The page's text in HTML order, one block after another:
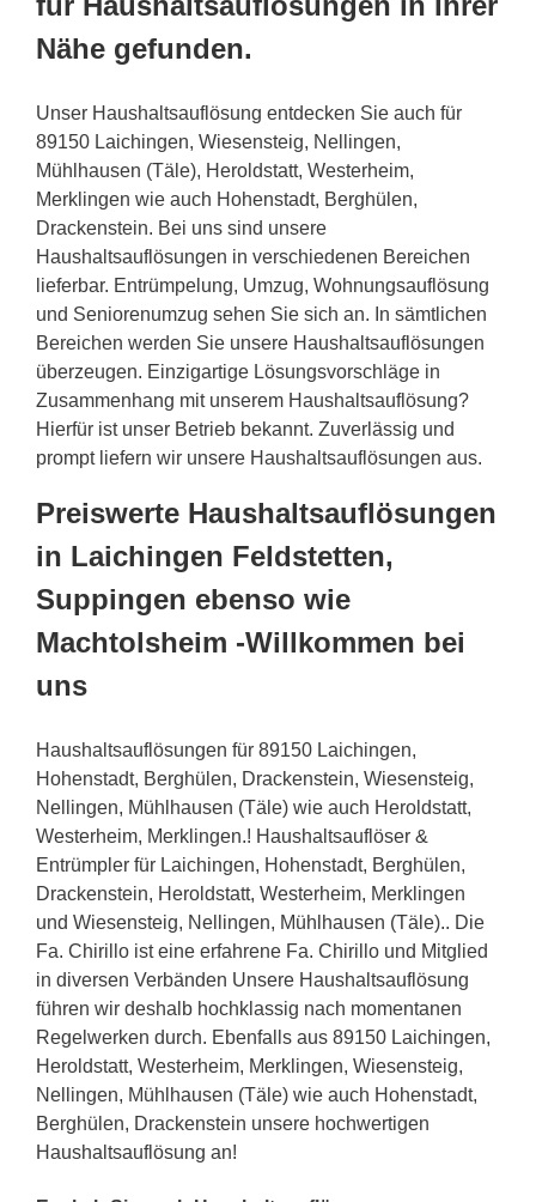
Nähe gefunden.
Unser Haushaltsauflösung entdecken Sie auch für
89150 Laichingen, Wiesensteig, Nellingen,
Mühlhausen (Täle), Heroldstatt, Westerheim,
Merklingen wie auch Hohenstadt, Berghülen,
Drackenstein. Bei uns sind unsere
Haushaltsauflösungen in verschiedenen Bereichen
lieferbar. Entrümpelung, Umzug, Wohnungsauflösung
und Seniorenumzug sehen Sie sich an. In sämtlichen
Bereichen werden Sie unsere Haushaltsauflösungen
überzeugen. Einzigartige Lösungsvorschläge in
Zusammenhang mit unserem Haushaltsauflösung?
Hierfür ist unser Betrieb bekannt. Zuverlässig und
prompt liefern wir unsere Haushaltsauflösungen aus.
Preiswerte Haushaltsauflösungen
in Laichingen Feldstetten,
Suppingen ebenso wie
Machtolsheim -Willkommen bei
uns
Haushaltsauflösungen für 89150 Laichingen,
Hohenstadt, Berghülen, Drackenstein, Wiesensteig,
Nellingen, Mühlhausen (Täle) wie auch Heroldstatt,
Westerheim, Merklingen.! Haushaltsauflöser &
Entrümpler für Laichingen, Hohenstadt, Berghülen,
Drackenstein, Heroldstatt, Westerheim, Merklingen
und Wiesensteig, Nellingen, Mühlhausen (Täle).. Die
Fa. Chirillo ist eine erfahrene Fa. Chirillo und Mitglied
in diversen Verbänden Unsere Haushaltsauflösung
führen wir deshalb hochklassig nach momentanen
Regelwerken durch. Ebenfalls aus 89150 Laichingen,
Heroldstatt, Westerheim, Merklingen, Wiesensteig,
Nellingen, Mühlhausen (Täle) wie auch Hohenstadt,
Berghülen, Drackenstein unsere hochwertigen
Haushaltsauflösung an!